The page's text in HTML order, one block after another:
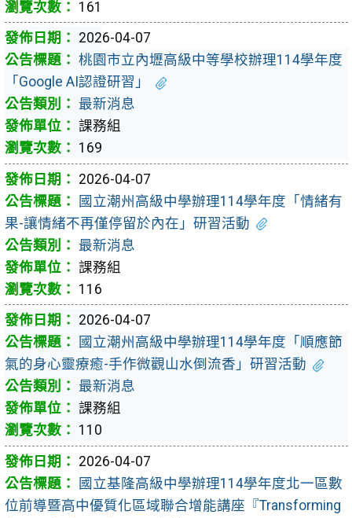
161
2026-04-07
桃園市立內壢高級中等學校辦理114學年度
「Google AI認證研習」
最新消息
課務組
169
2026-04-07
國立潮州高級中學辦理114學年度「情緒有
果-讓情緒不再僅停留於內在」研習活動
最新消息
課務組
116
2026-04-07
國立潮州高級中學辦理114學年度「順應節
氣的身心靈療癒-手作微觀山水倒流香」研習活動
最新消息
課務組
110
2026-04-07
國立基隆高級中學辦理114學年度北一區數
位前導暨高中優質化區域聯合增能講座『Transforming